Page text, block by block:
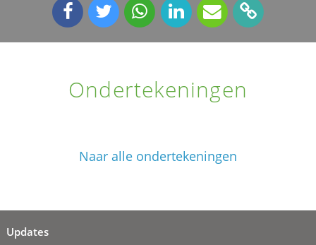
Ondertekeningen
Naar alle ondertekeningen
Updates